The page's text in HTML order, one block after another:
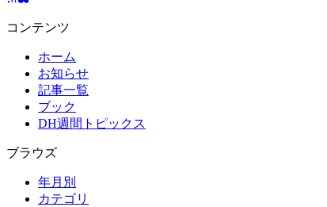
コンテンツ
ホーム
お知らせ
記事一覧
ブック
DH週間トピックス
ブラウズ
年月別
カテゴリ